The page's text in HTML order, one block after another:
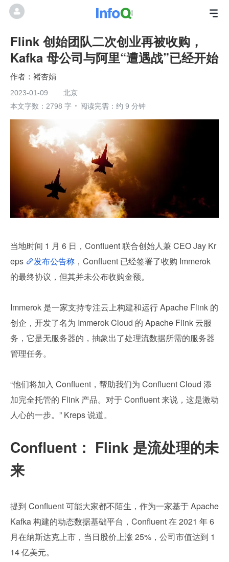
Flink 创始团队二次创业再被收购，
Kafka 母公司与阿里“遭遇战”已经开始
褚杏娟
2023-01-09
北京
本文字数：2798 字
阅读完需：约 9 分钟
当地时间 1 月 6 日，Confluent 联合创始人兼 CEO Jay Kr
eps
发布公告称 ，Confluent 已经签署了收购 Immerok
的最终协议，但其并未公布收购金额。
Immerok 是一家支持专注云上构建和运行 Apache Flink 的
创企，开发了名为 Immerok Cloud 的 Apache Flink 云服
务，它是无服务器的，抽象出了处理流数据所需的服务器
管理任务。
“他们将加入 Confluent，帮助我们为 Confluent Cloud 添
加完全托管的 Flink 产品。对于 Confluent 来说，这是激动
人心的一步。” Kreps 说道。
Confluent： Flink 是流处理的未
来
提到 Confluent 可能大家都不陌生，作为一家基于 Apache
Kafka 构建的动态数据基础平台，Confluent 在 2021 年 6
月在纳斯达克上市，当日股价上涨 25%，公司市值达到 1
14 亿美元。